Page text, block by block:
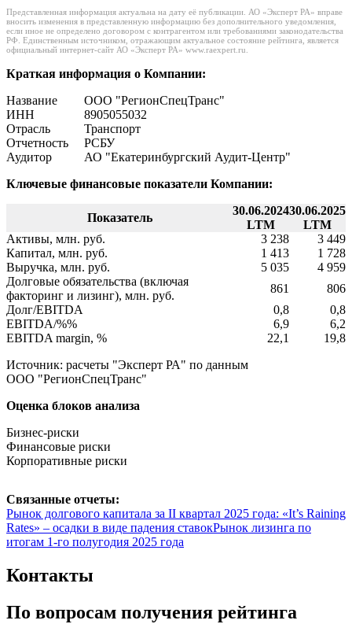
Представленная информация актуальна на дату её публикации. АО «Эксперт РА» вправе
вносить изменения в представленную информацию без дополнительного уведомления,
если иное не определено договором с контрагентом или требованиями законодательства
РФ. Единственным источником, отражающим актуальное состояние рейтинга, является
официальный интернет-сайт АО «Эксперт РА» www.raexpert.ru.
Краткая информация о Компании:
Название
ООО "РегионСпецТранс"
ИНН
8905055032
Отрасль
Транспорт
Отчетность
РСБУ
Аудитор
АО "Екатеринбургский Аудит-Центр"
Ключевые финансовые показатели Компании:
Показатель
30.06.2024
LTM
30.06.2025
LTM
Активы, млн. руб.
3 238
3 449
Капитал, млн. руб.
1 413
1 728
Выручка, млн. руб.
5 035
4 959
Долговые обязательства (включая
факторинг и лизинг), млн. руб.
861
806
Долг/EBITDA
0,8
0,8
EBITDA/%%
6,9
6,2
EBITDA margin, %
22,1
19,8
Источник: расчеты "Эксперт РА" по данным
ООО "РегионСпецТранс"
Оценка блоков анализа
Бизнес-риски
Финансовые риски
Корпоративные риски
Связанные отчеты:
Рынок долгового капитала за II квартал 2025 года: «It’s Raining
Rates» – осадки в виде падения ставокРынок лизинга по
итогам 1-го полугодия 2025 года
Контакты
По вопросам получения рейтинга